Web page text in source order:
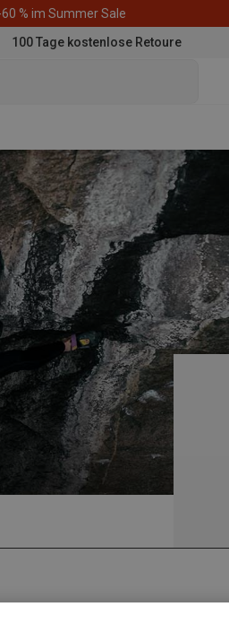
% im Summer Sale
100 Tage kostenlose Retoure